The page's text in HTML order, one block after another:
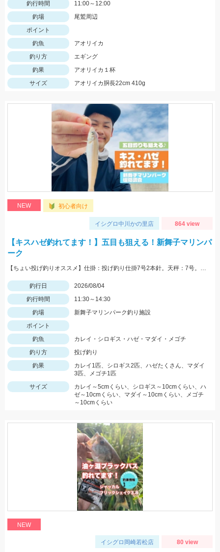
釣行時間
11:00～12:00
釣場
尾鷲周辺
ポイント
釣魚
アオリイカ
釣り方
エギング
釣果
アオリイカ１杯
サイズ
アオリイカ胴長22cm 410g
NEW 初心者向け
イシグロ中川かの里店 864 view
【キスハゼ釣れてます！】五目も狙える！新舞子マリンパ
ーク
【ちょい投げ釣りオススメ】仕掛：投げ釣り仕掛7号2本針。天秤：7号。エサ：石ゴカイorゴールドイソメ。誘い方：サビいて止めての繰り返し。
釣行日
2026/08/04
釣行時間
11:30～14:30
釣場
新舞子マリンパーク釣り施設
ポイント
釣魚
カレイ・シロギス・ハゼ・マダイ・メゴチ
釣り方
投げ釣り
釣果
カレイ1匹、シロギス2匹、ハゼたくさん、マダイ
3匹、メゴチ1匹
サイズ
カレイ～5cmくらい、シロギス～10cmくらい、ハ
ゼ～10cmくらい、マダイ～10cmくらい、メゴチ
～10cmくらい
NEW
イシグロ岡崎若松店 80 view